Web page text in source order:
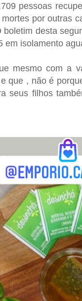
pessoas
por outras
desta
em isolamento
mesmo com a
que , não é
seus filhos